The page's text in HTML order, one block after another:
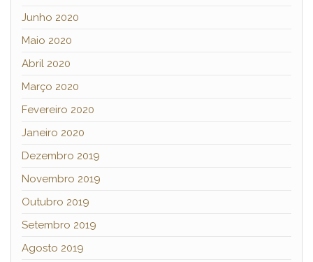
Junho 2020
Maio 2020
Abril 2020
Março 2020
Fevereiro 2020
Janeiro 2020
Dezembro 2019
Novembro 2019
Outubro 2019
Setembro 2019
Agosto 2019